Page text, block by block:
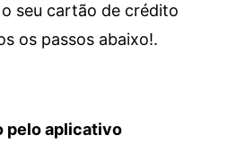
seu cartão de crédito
os passos abaixo!.
pelo aplicativo